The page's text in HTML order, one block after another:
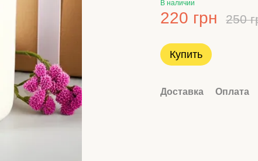
В наличии
220 грн 250
Купить
Доставка Оплата